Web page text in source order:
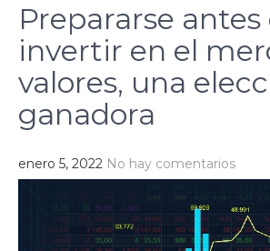
Prepararse antes
invertir en el
valores, una
ganadora
enero 5, 2022 No hay comentarios